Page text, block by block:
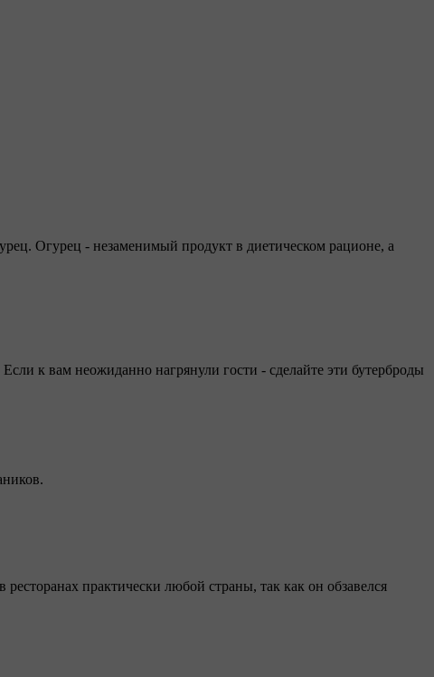
Огурец - незаменимый продукт в диетическом рационе, а
к вам неожиданно нагрянули гости - сделайте эти бутерброды
ресторанах практически любой страны, так как он обзавелся